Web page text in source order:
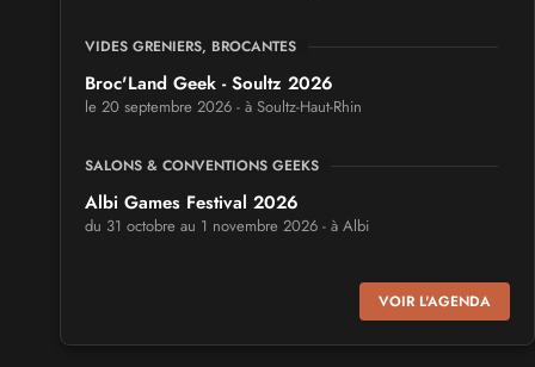
VIDES GRENIERS, BROCANTES
Broc'Land Geek - Soultz 2026
le 20 septembre 2026 - à Soultz-Haut-Rhin
SALONS & CONVENTIONS GEEKS
Albi Games Festival 2026
du 31 octobre au 1 novembre 2026 - à Albi
Virtual Calais - salon du jeu vidéo et des loisirs
numériques 2026
VOIR L'AGENDA